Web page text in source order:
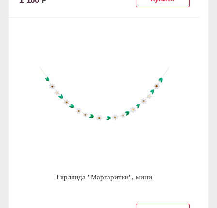
Гирлянда "Маргаритки", мини